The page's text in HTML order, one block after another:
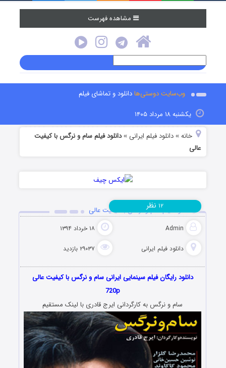
مشاهده فهرست
وب‌سایت دوستی‌هادانلود و تماشای فیلم
یکشنبه ۱۸ مرداد ۱۴۰۵
خانه »دانلود فیلم‌ ایرانی »دانلود فیلم سام و نرگس با کیفیت
عالی
دانلود فیلم سام و نرگس با کیفیت عالی
Admin ۱۸ خرداد ۱۳۹۴
دانلود فیلم‌ ایرانی ۲۹۰۳۷ بازدید
۱۲ نظر
دانلود رایگان فیلم سینمایی ایرانی سام و نرگس با کیفیت عالی
720p
سام و نرگس به کارگردانی ایرج قادری با لینک مستقیم